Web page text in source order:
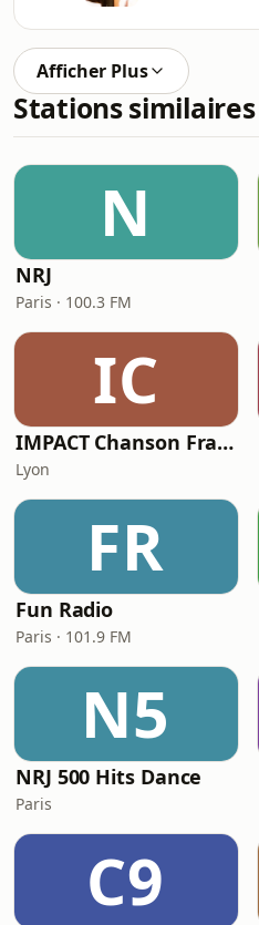
Afficher Plus
Stations similaires
N
NRJ
Paris · 100.3 FM
IC
IMPACT Chanson Française
Lyon
FR
Fun Radio
Paris · 101.9 FM
N5
NRJ 500 Hits Dance
Paris
C9